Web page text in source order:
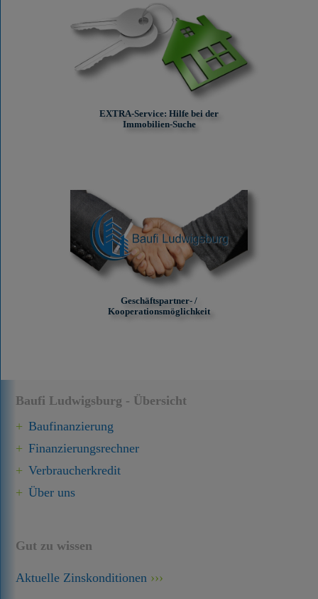
Baufi Ludwigsburg - Übersicht
Baufinanzierung
Finanzierungsrechner
Verbraucherkredit
Über uns
Gut zu wissen
Aktuelle Zinskonditionen
EXTRA-Service: Hilfe bei der
Immobilien-Suche
Geschäftspartner- /
Kooperationsmöglichkeit